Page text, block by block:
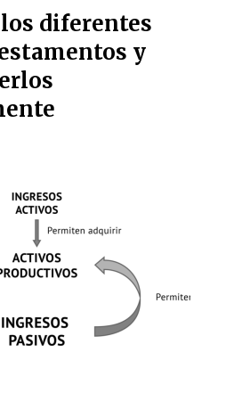
diferentes
y